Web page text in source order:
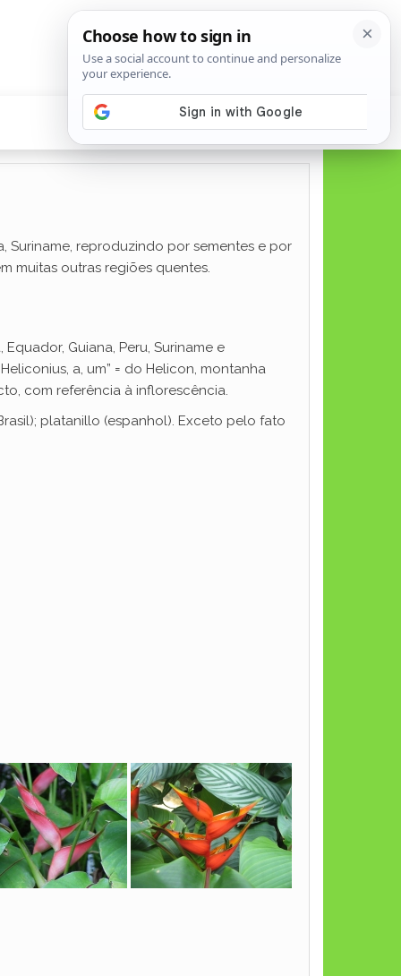
Suriname, reproduzindo por sementes e por
muitas outras regiões quentes.
Guiana, Peru, Suriname e
a, um” = do Helicon, montanha
com referência à inflorescência.
platanillo (espanhol). Exceto pelo fato